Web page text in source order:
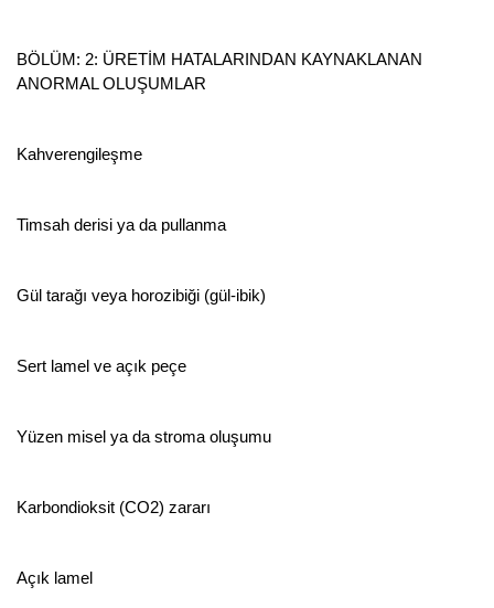
BÖLÜM: 2: ÜRETİM HATALARINDAN KAYNAKLANAN
ANORMAL OLUŞUMLAR
Kahverengileşme
Timsah derisi ya da pullanma
Gül tarağı veya horozibiği (gül-ibik)
Sert lamel ve açık peçe
Yüzen misel ya da stroma oluşumu
Karbondioksit (CO2) zararı
Açık lamel